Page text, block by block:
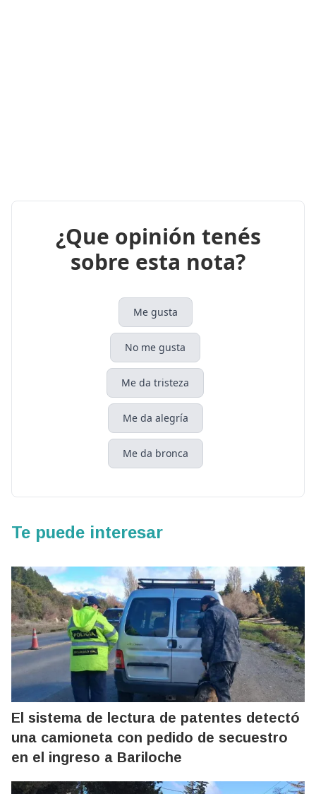
¿Que opinión tenés
sobre esta nota?
Me gusta
No me gusta
Me da tristeza
Me da alegría
Me da bronca
Te puede interesar
El sistema de lectura de patentes detectó
una camioneta con pedido de secuestro
en el ingreso a Bariloche